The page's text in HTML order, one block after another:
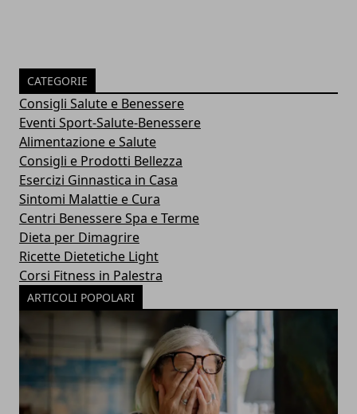
CATEGORIE
Consigli Salute e Benessere
Eventi Sport-Salute-Benessere
Alimentazione e Salute
Consigli e Prodotti Bellezza
Esercizi Ginnastica in Casa
Sintomi Malattie e Cura
Centri Benessere Spa e Terme
Dieta per Dimagrire
Ricette Dietetiche Light
Corsi Fitness in Palestra
ARTICOLI POPOLARI